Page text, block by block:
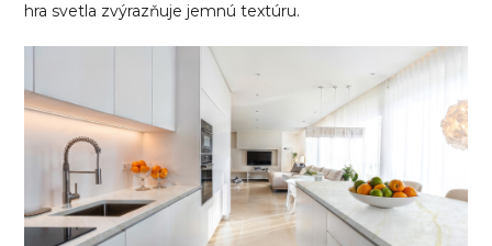
hra svetla zvýrazňuje jemnú textúru.